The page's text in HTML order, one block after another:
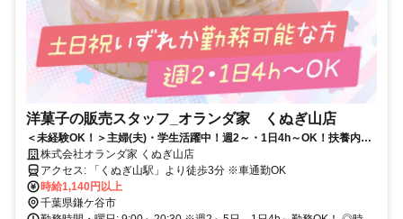
洋菓子の販売スタッフ_オランダ家 くぬぎ山店
＜未経験OK！＞主婦(夫)・学生活躍中！週2～・1日4h～OK！扶養内も
可能です(土日祝いずれか勤務可能な方)／曜日・時間・日数など応相
談！
株式会社オランダ家 くぬぎ山店
アクセス: 「くぬぎ山駅」より徒歩3分 ※車通勤OK
時給1,140円以上
千葉県鎌ケ谷市